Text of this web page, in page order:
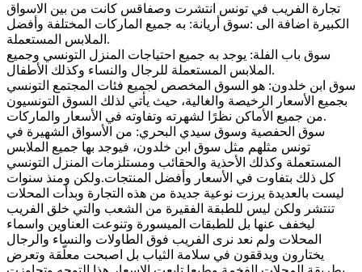
تجارة الفريب في تونس انتشرت وصفاقس كانت من بين الاسواق
الكبيرة اضافة الى :سوق أريانة: به جميع الماركات المختلفة وأفضل
الملابس المستعملة.
سوق باب الفلة: يوجد به جميع احتياجات المنزل التونسي وجميع
الملابس المستعملة للرجال والنساء وكذلك الأطفال.
سوق ابن خلدون: هو السوق المخصص لجميع فئات المجتمع التونسي
بجميع الأسعار الرخيصة والغالية، حيث يأتي لذلك السوق التونسيون
من جميع الأماكن نظرًا لشهرته وتفاوته في الأسعار والماركات.
سوق الحفصية وسوق سيدي البحري: من الأسواق الشهيرة في
تونس مثلهم مثل سوق ابن خلدون، فيوجد بها جميع الملابس
المستعملة وكذلك الأحذية والحقائب ومستلزمات المنزل التونسي
كل ذلك بتفاوت في الأسعار وأفضل المنتجات.ولكن ومنذ سنوات
ليست بالعديدة يرزت نوعية جديدة من هذه التجارة وبدأت المحلات
تنتشر ولكن ليس للطبقة الفقيرة من الشعب والتي خلق الفريب
ليخفف عنها بل للطبقات الميسورة وتنوعت العناوين واسماء
المحلات ولم نعد نرى الفريب فوق الطاولات والنساء والرجال
يختارون ويدققون في سلامة الثياب بل اصبحت معلّقة وتعرض